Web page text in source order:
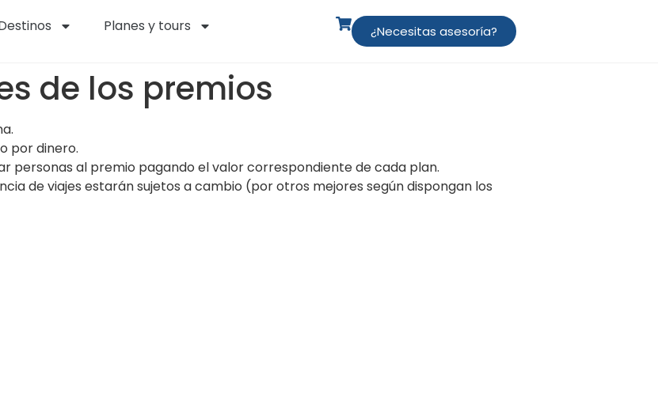
Planes y tours ¿Necesitas asesoría?
de los premios
por dinero.
personas al premio pagando el valor correspondiente de cada plan.
de viajes estarán sujetos a cambio (por otros mejores según dispongan los